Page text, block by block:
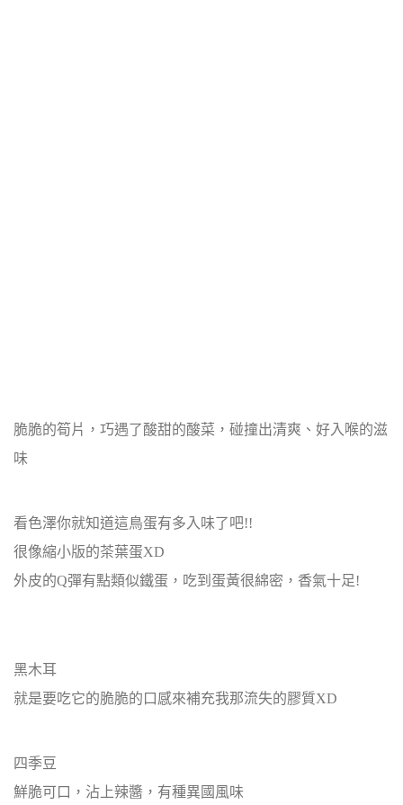
脆脆的筍片，巧遇了酸甜的酸菜，碰撞出清爽、好入喉的滋
味
看色澤你就知道這鳥蛋有多入味了吧!!
很像縮小版的茶葉蛋XD
外皮的Q彈有點類似鐵蛋，吃到蛋黃很綿密，香氣十足!
黑木耳
就是要吃它的脆脆的口感來補充我那流失的膠質XD
四季豆
鮮脆可口，沾上辣醬，有種異國風味